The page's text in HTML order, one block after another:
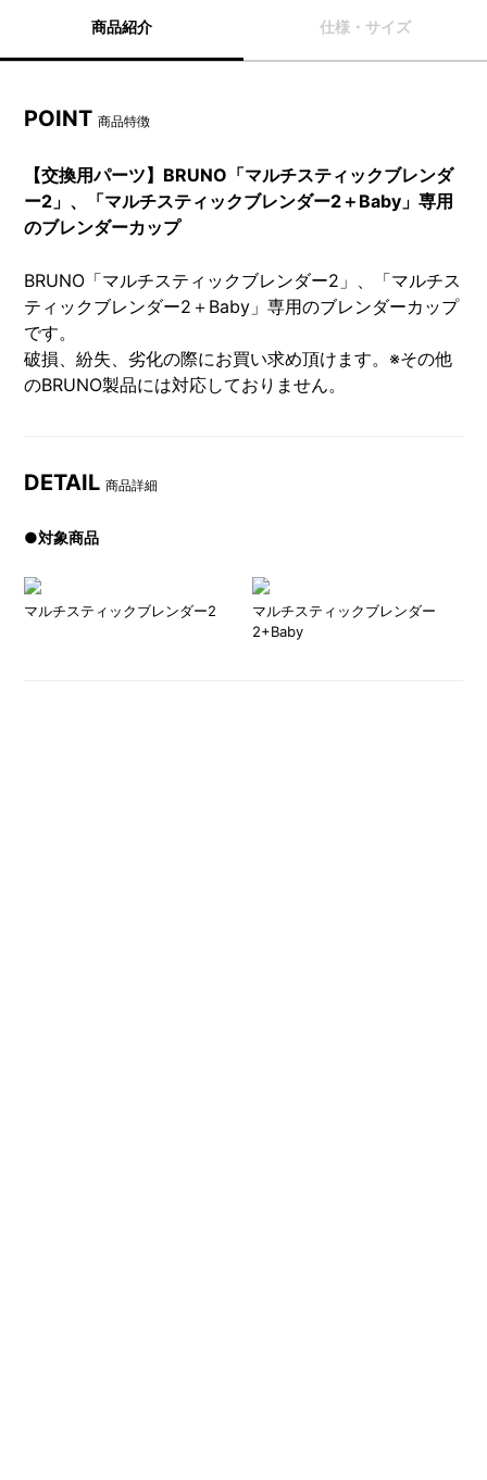
商品紹介 仕様・サイズ
POINT商品特徴
【交換用パーツ】BRUNO「マルチスティックブレンダ
ー2」、「マルチスティックブレンダー2＋Baby」専用
のブレンダーカップ
BRUNO「マルチスティックブレンダー2」、「マルチス
ティックブレンダー2＋Baby」専用のブレンダーカップ
です。
破損、紛失、劣化の際にお買い求め頂けます。※その他
のBRUNO製品には対応しておりません。
DETAIL商品詳細
●対象商品
マルチスティックブレンダー2
マルチスティックブレンダー
2+Baby